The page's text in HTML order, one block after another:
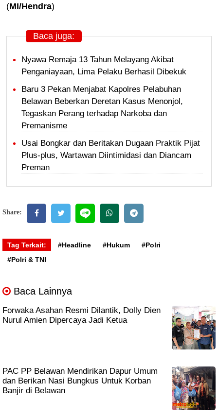
(MI/Hendra)
Baca juga:
Nyawa Remaja 13 Tahun Melayang Akibat
Penganiayaan, Lima Pelaku Berhasil Dibekuk
Baru 3 Pekan Menjabat Kapolres Pelabuhan
Belawan Beberkan Deretan Kasus Menonjol,
Tegaskan Perang terhadap Narkoba dan
Premanisme
Usai Bongkar dan Beritakan Dugaan Praktik Pijat
Plus-plus, Wartawan Diintimidasi dan Diancam
Preman
Share:
Tag Terkait: #Headline #Hukum
#Polri
#Polri & TNI
Baca Lainnya
Forwaka Asahan Resmi Dilantik, Dolly Dien
Nurul Amien Dipercaya Jadi Ketua
PAC PP Belawan Mendirikan Dapur Umum
dan Berikan Nasi Bungkus Untuk Korban
Banjir di Belawan